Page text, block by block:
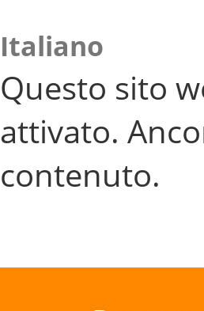
Italiano
Questo sito
attivato.
contenuto.